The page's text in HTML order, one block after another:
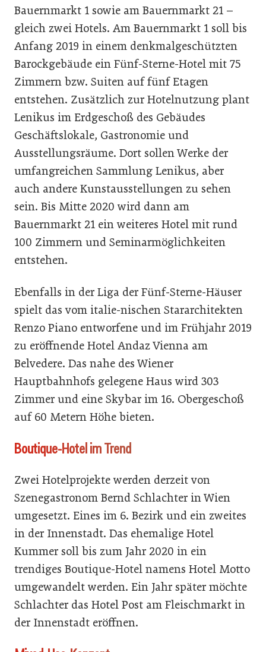
Bauernmarkt 1 sowie am Bauernmarkt 21 –
gleich zwei Hotels. Am Bauernmarkt 1 soll bis
Anfang 2019 in einem denkmalgeschützten
Barockgebäude ein Fünf-Sterne-Hotel mit 75
Zimmern bzw. Suiten auf fünf Etagen
entstehen. Zusätzlich zur Hotelnutzung plant
Lenikus im Erdgeschoß des Gebäudes
Geschäftslokale, Gastronomie und
Ausstellungsräume. Dort sollen Werke der
umfangreichen Sammlung Lenikus, aber
auch andere Kunstausstellungen zu sehen
sein. Bis Mitte 2020 wird dann am
Bauernmarkt 21 ein weiteres Hotel mit rund
100 Zimmern und Seminarmöglichkeiten
entstehen.
Ebenfalls in der Liga der Fünf-Sterne-Häuser
spielt das vom italie-nischen Stararchitekten
Renzo Piano entworfene und im Frühjahr 2019
zu eröffnende Hotel Andaz Vienna am
Belvedere. Das nahe des Wiener
Hauptbahnhofs gelegene Haus wird 303
Zimmer und eine Skybar im 16. Obergeschoß
auf 60 Metern Höhe bieten.
Boutique-Hotel im Trend
Zwei Hotelprojekte werden derzeit von
Szenegastronom Bernd Schlachter in Wien
umgesetzt. Eines im 6. Bezirk und ein zweites
in der Innenstadt. Das ehemalige Hotel
Kummer soll bis zum Jahr 2020 in ein
trendiges Boutique-Hotel namens Hotel Motto
umgewandelt werden. Ein Jahr später möchte
Schlachter das Hotel Post am Fleischmarkt in
der Innenstadt eröffnen.